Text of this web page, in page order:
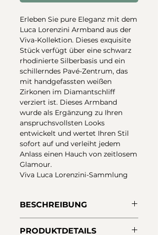
Erleben Sie pure Eleganz mit dem
Luca Lorenzini Armband aus der
Viva-Kollektion. Dieses exquisite
Stück verfügt über eine schwarz
rhodinierte Silberbasis und ein
schillerndes Pavé-Zentrum, das
mit handgefassten weißen
Zirkonen im Diamantschliff
verziert ist. Dieses Armband
wurde als Ergänzung zu Ihren
anspruchsvollsten Looks
entwickelt und wertet Ihren Stil
sofort auf und verleiht jedem
Anlass einen Hauch von zeitlosem
Glamour.
Viva Luca Lorenzini-Sammlung
BESCHREIBUNG
mit schwarzer Rhodinierung.
PRODUKTDETAILS